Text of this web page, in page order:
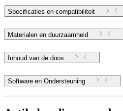
Specificaties en compatibiliteit
Materialen en duurzaamheid
Inhoud van de doos
Software en Ondersteuning